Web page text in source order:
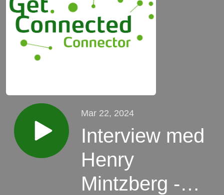
Mar 22, 2024
Interview med
Henry
Mintzberg -